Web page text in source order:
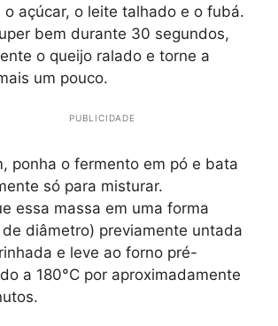
o açúcar, o leite talhado e o fubá.
bem durante 30 segundos,
o queijo ralado e torne a
um pouco.
PUBLICIDADE
ponha o fermento em pó e bata
só para misturar.
essa massa em uma forma
diâmetro) previamente untada
e leve ao forno pré-
a 180°C por aproximadamente